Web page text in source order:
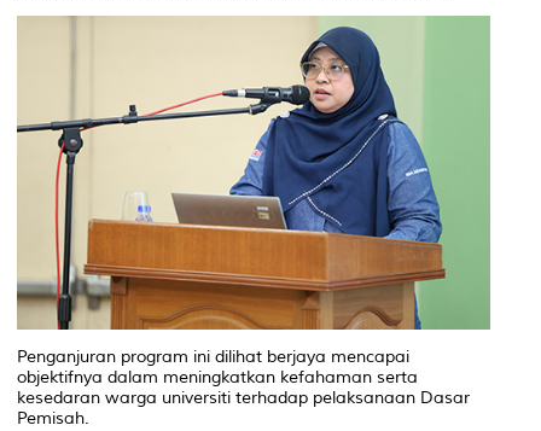
Penganjuran program ini dilihat berjaya mencapai
objektifnya dalam meningkatkan kefahaman serta
kesedaran warga universiti terhadap pelaksanaan Dasar
Pemisah.